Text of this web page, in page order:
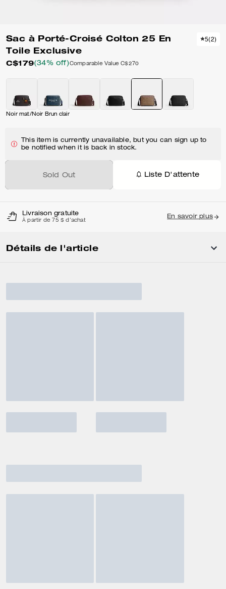
Sac à Porté-Croisé Colton 25 En
Toile Exclusive
C$179(34% off)Comparable Value C$270
5(2)
Noir mat/Noir Brun clair
This item is currently unavailable, but you can sign up to
be notified when it is back in stock.
Sold Out Liste D'attente
Livraison gratuite
À partir de 75 $ d'achat
En savoir plus
Détails de l'article